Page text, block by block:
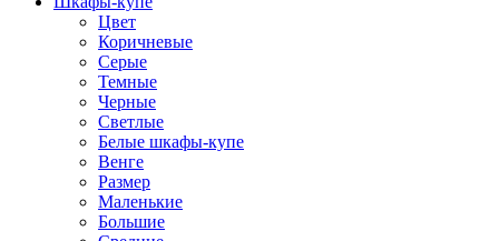
Цвет
Коричневые
Серые
Темные
Черные
Светлые
Белые шкафы-купе
Венге
Размер
Маленькие
Большие